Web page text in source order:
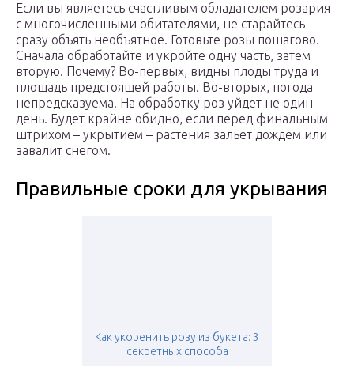
Если вы являетесь счастливым обладателем розария
с многочисленными обитателями, не старайтесь
сразу объять необъятное. Готовьте розы пошагово.
Сначала обработайте и укройте одну часть, затем
вторую. Почему? Во-первых, видны плоды труда и
площадь предстоящей работы. Во-вторых, погода
непредсказуема. На обработку роз уйдет не один
день. Будет крайне обидно, если перед финальным
штрихом – укрытием – растения зальет дождем или
завалит снегом.
Правильные сроки для укрывания
Как укоренить розу из букета: 3
секретных способа